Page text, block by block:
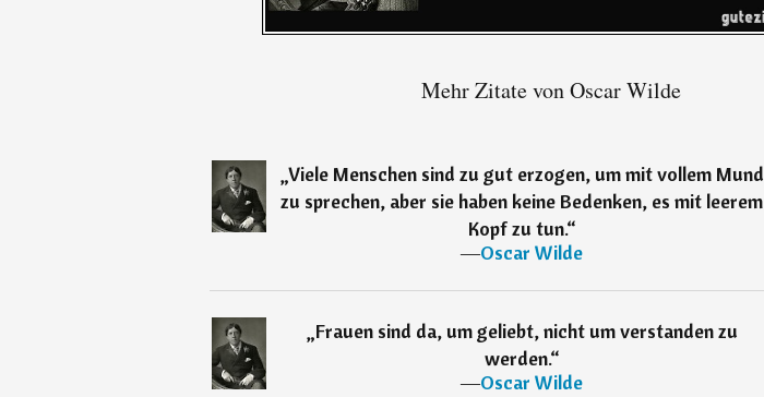
Mehr Zitate von Oscar Wilde
„Viele Menschen sind zu gut erzogen, um mit vollem Mund
zu sprechen, aber sie haben keine Bedenken, es mit leerem
Kopf zu tun.“
―Oscar Wilde
„Frauen sind da, um geliebt, nicht um verstanden zu
werden.“
―Oscar Wilde